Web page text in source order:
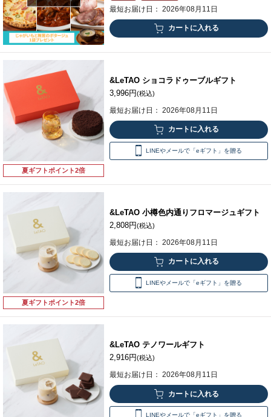
最短お届け日： 2026年08月11日
夏ギフトポイント2倍
&LeTAO ショコラドゥーブルギフト
3,996円(税込)
最短お届け日： 2026年08月11日
LINEやメールで「eギフト」を贈る
夏ギフトポイント2倍
&LeTAO 小樽色内通りフロマージュギフト
2,808円(税込)
最短お届け日： 2026年08月11日
LINEやメールで「eギフト」を贈る
&LeTAO テノワールギフト
2,916円(税込)
最短お届け日： 2026年08月11日
LINEやメールで「eギフト」を贈る